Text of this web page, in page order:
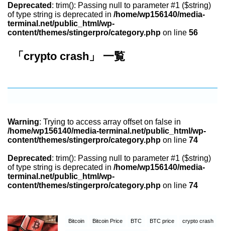
Deprecated : trim(): Passing null to parameter #1 ($string)
of type string is deprecated in /home/wp156140/media-
terminal.net/public_html/wp-
content/themes/stingerpro/category.php on line 56
「crypto crash」 一覧
Warning: Trying to access array offset on false in
/home/wp156140/media-terminal.net/public_html/wp-
content/themes/stingerpro/category.php on line 74
Deprecated : trim(): Passing null to parameter #1 ($string)
of type string is deprecated in /home/wp156140/media-
terminal.net/public_html/wp-
content/themes/stingerpro/category.php on line 74
Bitcoin Bitcoin Price BTC BTC price crypto crash